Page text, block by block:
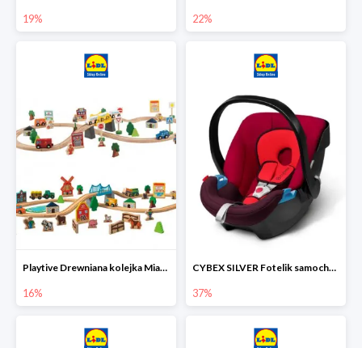
19% 22%
Playtive Drewniana kolejka Miasto lub Farma
16%
CYBEX SILVER Fotelik samochodowy
37%